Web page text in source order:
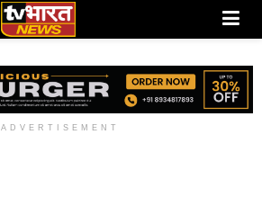
ADVERTISEMENT